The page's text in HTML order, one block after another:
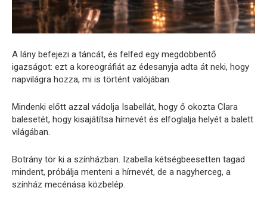
A lány befejezi a táncát, és felfed egy megdöbbentő
igazságot: ezt a koreográfiát az édesanyja adta át neki, hogy
napvilágra hozza, mi is történt valójában.
Mindenki előtt azzal vádolja Isabellát, hogy ő okozta Clara
balesetét, hogy kisajátítsa hírnevét és elfoglalja helyét a balett
világában.
Botrány tör ki a színházban. Izabella kétségbeesetten tagad
mindent, próbálja menteni a hírnevét, de a nagyherceg, a
színház mecénása közbelép.